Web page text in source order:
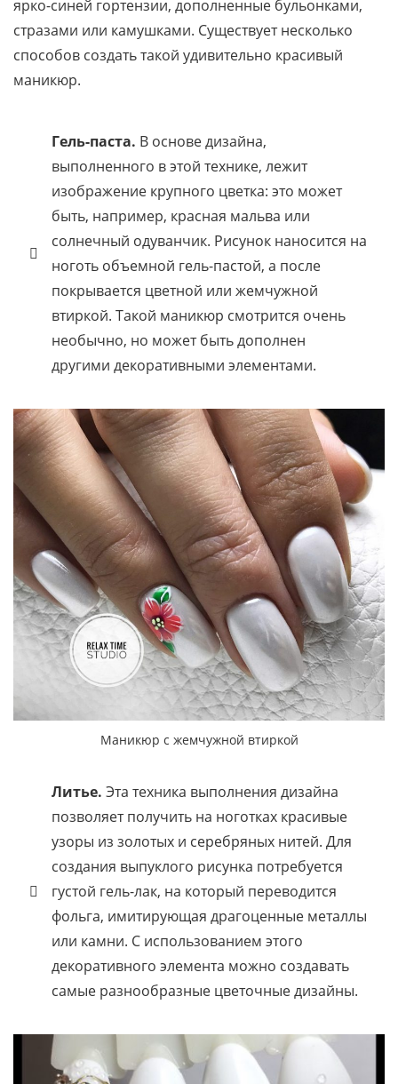
ярко-синей гортензии, дополненные бульонками,
стразами или камушками. Существует несколько
способов создать такой удивительно красивый
маникюр.
Гель-паста. В основе дизайна,
выполненного в этой технике, лежит
изображение крупного цветка: это может
быть, например, красная мальва или
солнечный одуванчик. Рисунок наносится на
ноготь объемной гель-пастой, а после
покрывается цветной или жемчужной
втиркой. Такой маникюр смотрится очень
необычно, но может быть дополнен
другими декоративными элементами.
Маникюр с жемчужной втиркой
Литье. Эта техника выполнения дизайна
позволяет получить на ноготках красивые
узоры из золотых и серебряных нитей. Для
создания выпуклого рисунка потребуется
густой гель-лак, на который переводится
фольга, имитирующая драгоценные металлы
или камни. С использованием этого
декоративного элемента можно создавать
самые разнообразные цветочные дизайны.